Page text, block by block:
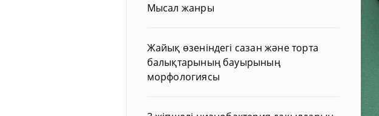
Мысал жанры
Жайық өзеніндегі сазан және торта
балықтарының бауырының
морфологиясы